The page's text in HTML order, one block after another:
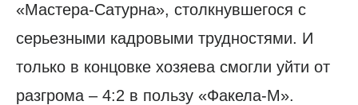
«Мастера-Сатурна», столкнувшегося с
серьезными кадровыми трудностями. И
только в концовке хозяева смогли уйти от
разгрома – 4:2 в пользу «Факела-М».